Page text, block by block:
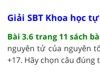
Giải SBT Khoa học
Bài 3.6 trang 11 sách
nguyên tử của nguyên
+17. Hãy chọn câu đúng